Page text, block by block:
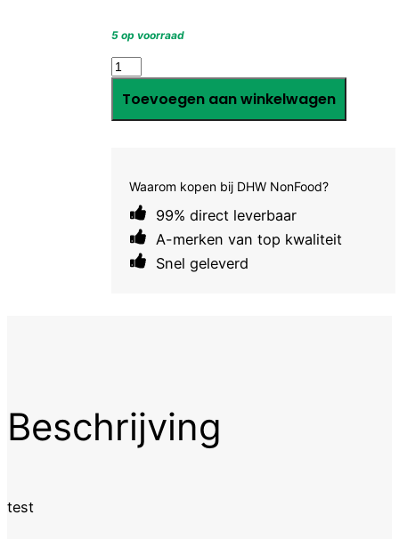
5 op voorraad
test
Toevoegen aan winkelwagen
Waarom kopen bij DHW NonFood?
99% direct leverbaar
A-merken van top kwaliteit
Snel geleverd
Beschrijving
test